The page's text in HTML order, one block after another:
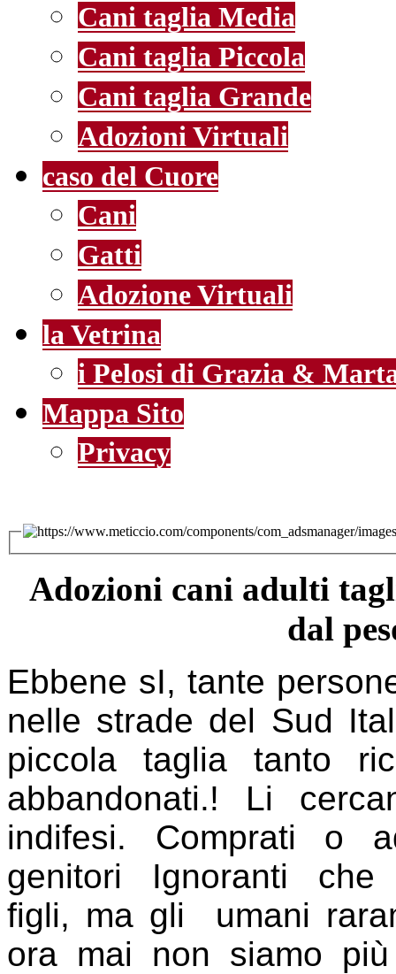
Cani taglia Media
Cani taglia Piccola
Cani taglia Grande
Adozioni Virtuali
caso del Cuore
Cani
Gatti
Adozione Virtuali
la Vetrina
i Pelosi di Grazia &
Mappa Sito
Privacy
Adozioni cani adulti
dal
Ebbene sI, tante
nelle strade del Sud
piccola taglia tanto
abbandonati.! Li
indifesi. Comprati o
genitori Ignoranti
figli, ma gli umani
ora mai non siamo